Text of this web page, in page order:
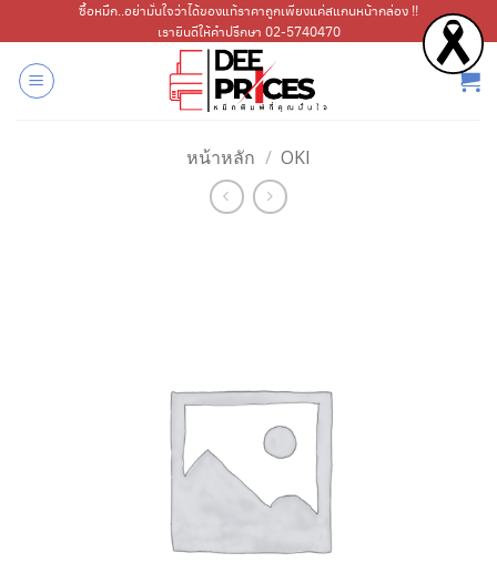
ไป
เนื้อหา
ซื้อหมึก..อย่ามั่นใจว่าได้ของแท้ราคาถูกเพียงแค่สแกนหน้ากล่อง !!
เรายินดีให้คำปรึกษา 02-5740470
หน้าหลัก / OKI